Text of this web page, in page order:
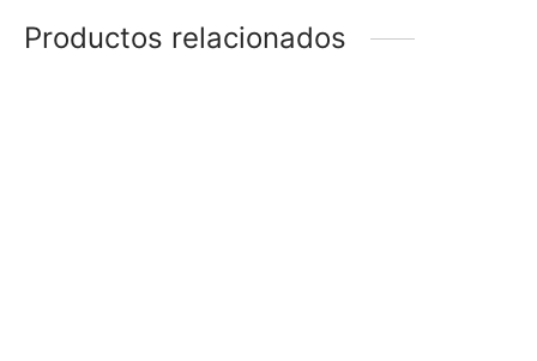
Productos relacionados